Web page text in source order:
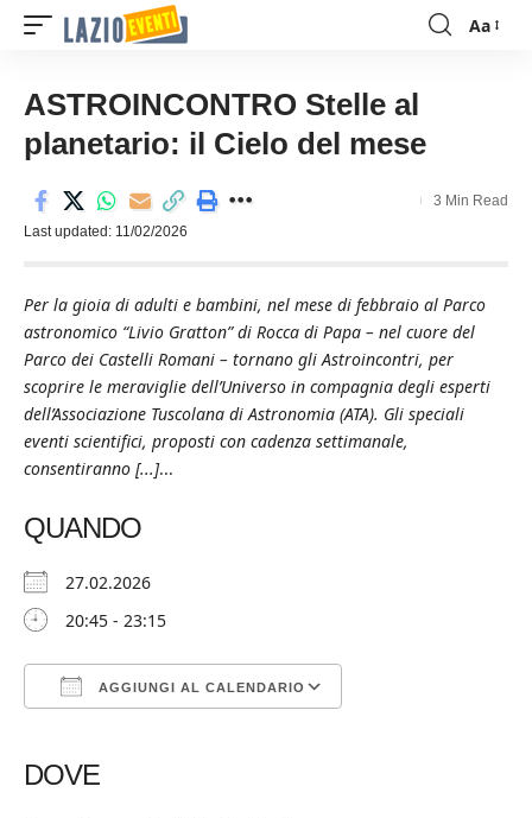
Font
Aa
ASTROINCONTRO Stelle al
planetario: il Cielo del mese
Last updated: 11/02/2026
3 Min Read
Per la gioia di adulti e bambini, nel mese di febbraio al Parco
astronomico “Livio Gratton” di Rocca di Papa – nel cuore del
Parco dei Castelli Romani – tornano gli Astroincontri, per
scoprire le meraviglie dell’Universo in compagnia degli esperti
dell’Associazione Tuscolana di Astronomia (ATA). Gli speciali
eventi scientifici, proposti con cadenza settimanale,
consentiranno [...]...
QUANDO
27.02.2026
20:45 - 23:15
AGGIUNGI AL CALENDARIO
DOVE